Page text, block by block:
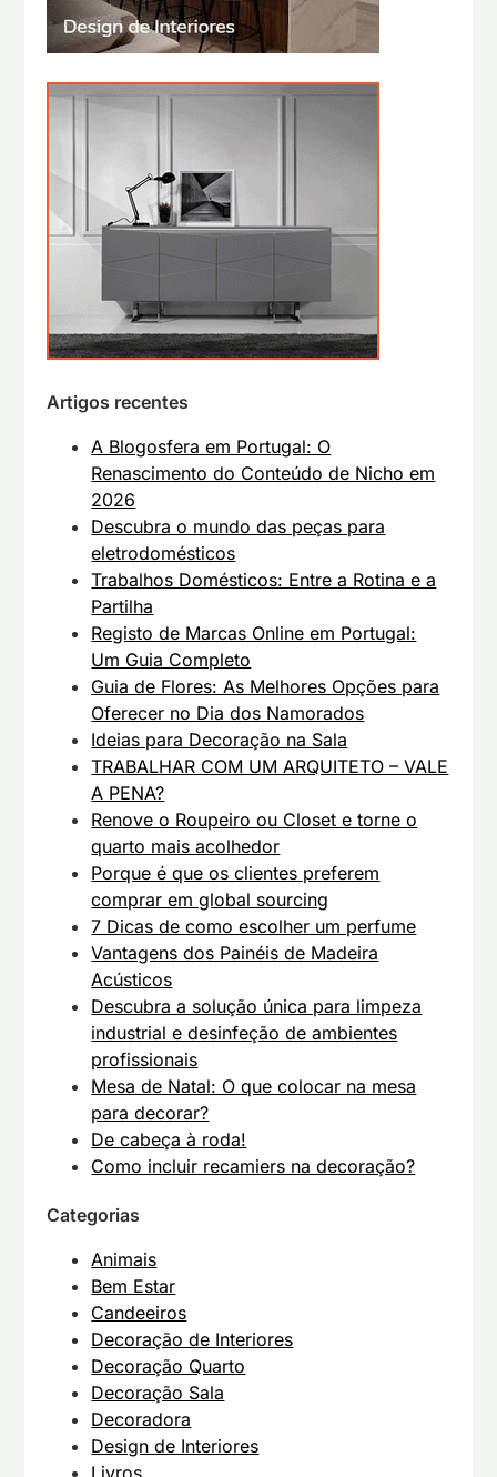
Artigos recentes
A Blogosfera em Portugal: O
Renascimento do Conteúdo de Nicho em
2026
Descubra o mundo das peças para
eletrodomésticos
Trabalhos Domésticos: Entre a Rotina e a
Partilha
Registo de Marcas Online em Portugal:
Um Guia Completo
Guia de Flores: As Melhores Opções para
Oferecer no Dia dos Namorados
Ideias para Decoração na Sala
TRABALHAR COM UM ARQUITETO – VALE
A PENA?
Renove o Roupeiro ou Closet e torne o
quarto mais acolhedor
Porque é que os clientes preferem
comprar em global sourcing
7 Dicas de como escolher um perfume
Vantagens dos Painéis de Madeira
Acústicos
Descubra a solução única para limpeza
industrial e desinfeção de ambientes
profissionais
Mesa de Natal: O que colocar na mesa
para decorar?
De cabeça à roda!
Como incluir recamiers na decoração?
Categorias
Animais
Bem Estar
Candeeiros
Decoração de Interiores
Decoração Quarto
Decoração Sala
Decoradora
Design de Interiores
Livros